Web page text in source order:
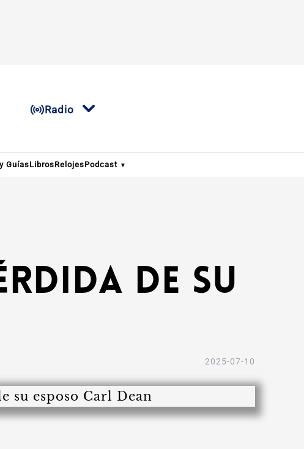
Radio
GuíasLibrosRelojesPodcast
de su
2025-07-10